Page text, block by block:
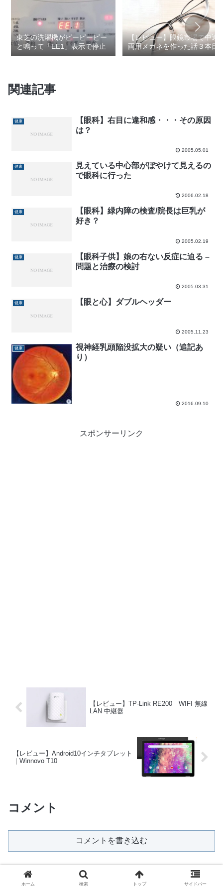
東芝の洗濯機がピーピーピー
と鳴って「EE1」表示で停止
【レビュー】眼鏡市場で中近
両用メガネを作った話３本目
関連記事
健康
【眼科】右目に違和感・・・その原因
は？
2005.05.01
健康
見えている中心部がぼやけて見えるの
で眼科に行った
2006.02.18
健康
【眼科】緑内障の検査/院長は巨乳が
好き？
2005.02.19
健康
【眼科子供】娘の右ない反症に迫る –
問題と治療の検討
2005.03.31
健康 【眼と心】ダブルヘッダー
2005.11.23
健康
視神経乳頭陥没拡大の疑い（追記あ
り）
2016.09.10
スポンサーリンク
【レビュー】TP-Link RE200 WIFI 無線
LAN 中継器
【レビュー】Android10インチタブレット
｜Winnovo T10
コメント
コメントを書き込む
ホーム
ホーム 検索 トップ サイドバー